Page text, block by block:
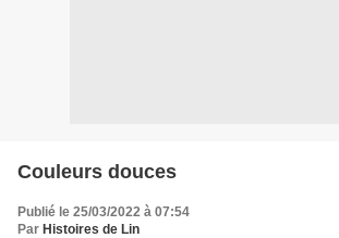
Couleurs douces
Publié le 25/03/2022 à 07:54
Par Histoires de Lin